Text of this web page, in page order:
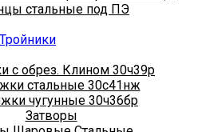
стальные под ПЭ
с обрез. Клином 30ч39р
стальные 30с41нж
чугунные 30ч36бр
Затворы